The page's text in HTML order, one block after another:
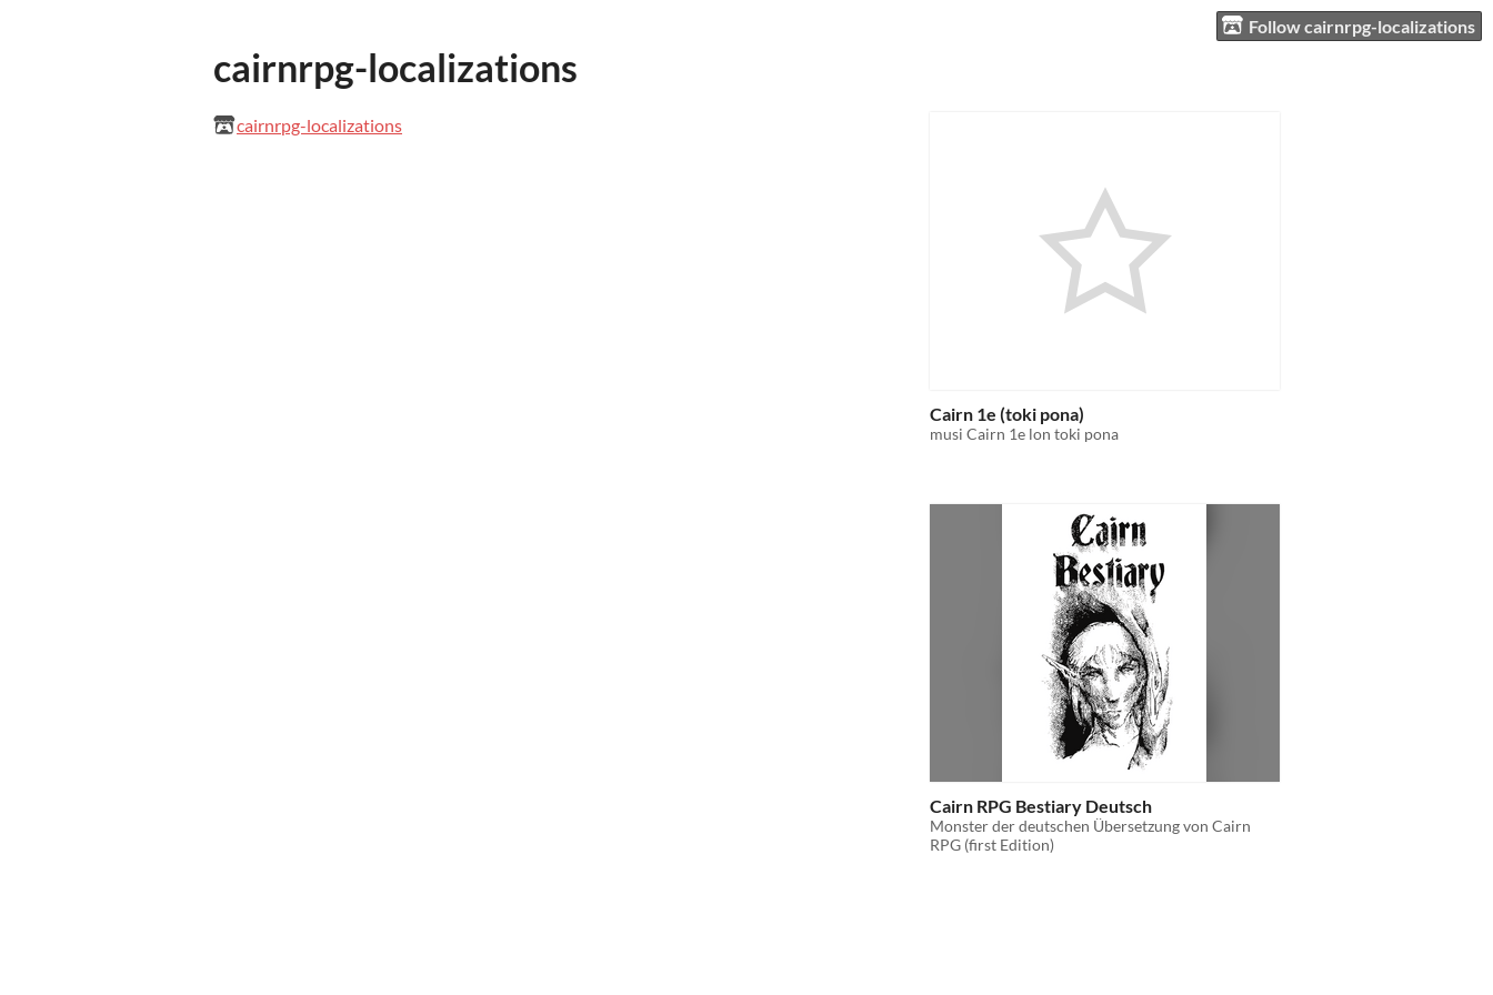
Follow cairnrpg-localizations
cairnrpg-localizations
cairnrpg-localizations
Cairn 1e (toki pona)
musi Cairn 1e lon toki pona
Cairn RPG Bestiary Deutsch
Monster der deutschen Übersetzung von Cairn
RPG (first Edition)